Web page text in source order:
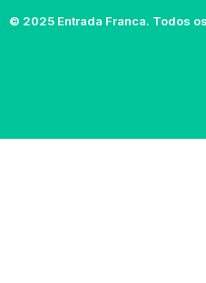
© 2025 Entrada Franca. Todos